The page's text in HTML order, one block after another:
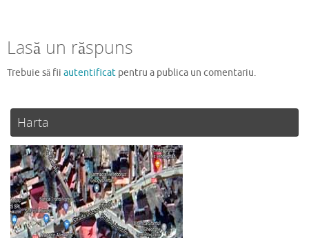
Lasă un răspuns
Trebuie să fii autentificat pentru a publica un comentariu.
Harta